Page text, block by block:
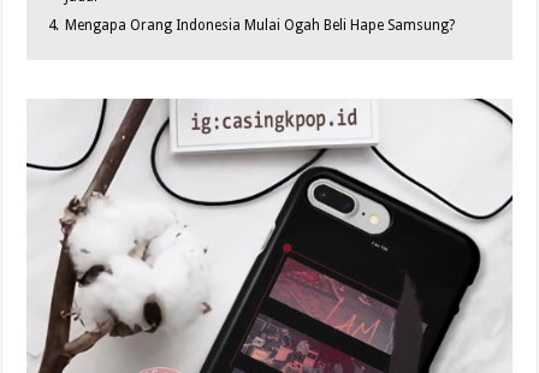
4. Mengapa Orang Indonesia Mulai Ogah Beli Hape Samsung?